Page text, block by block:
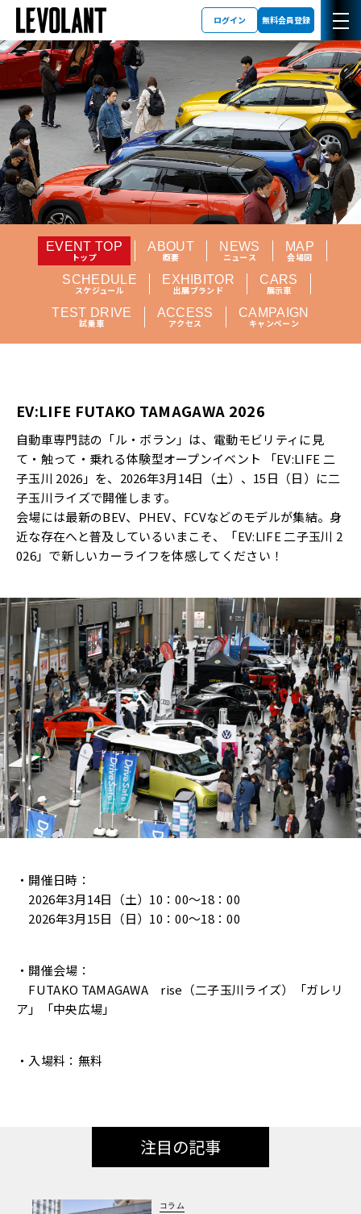
ログイン 無料会員登録
EVENT TOP
トップ
ABOUT
概要
NEWS
ニュース
MAP
会場図
SCHEDULE
スケジュール
EXHIBITOR
出展ブランド
CARS
展示車
TEST DRIVE
試乗車
ACCESS
アクセス
CAMPAIGN
キャンペーン
EV:LIFE FUTAKO TAMAGAWA 2026
自動車専門誌の「ル・ボラン」は、電動モビリティに見
て・触って・乗れる体験型オープンイベント 「EV:LIFE 二
子玉川 2026」を、2026年3月14日（土）、15日（日）に二
子玉川ライズで開催します。
会場には最新のBEV、PHEV、FCVなどのモデルが集結。身
近な存在へと普及しているいまこそ、「EV:LIFE 二子玉川 2
026」で新しいカーライフを体感してください！
・開催日時：
2026年3月14日（土）10：00～18：00
2026年3月15日（日）10：00～18：00
・開催会場：
FUTAKO TAMAGAWA rise（二子玉川ライズ）「ガレリ
ア」「中央広場」
・入場料：無料
注目の記事
コラム